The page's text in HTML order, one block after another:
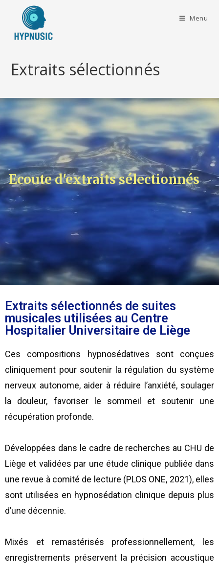
Menu
Extraits sélectionnés
Ecoute d'extraits sélectionnés
Extraits sélectionnés de suites
musicales utilisées au Centre
Hospitalier Universitaire de Liège
Ces compositions hypnosédatives sont conçues
cliniquement pour soutenir la régulation du système
nerveux autonome, aider à réduire l’anxiété, soulager
la douleur, favoriser le sommeil et soutenir une
récupération profonde.
Développées dans le cadre de recherches au CHU de
Liège et validées par une étude clinique publiée dans
une revue à comité de lecture (PLOS ONE, 2021), elles
sont utilisées en hypnosédation clinique depuis plus
d’une décennie.
Mixés et remastérisés professionnellement, les
enregistrements préservent la précision acoustique